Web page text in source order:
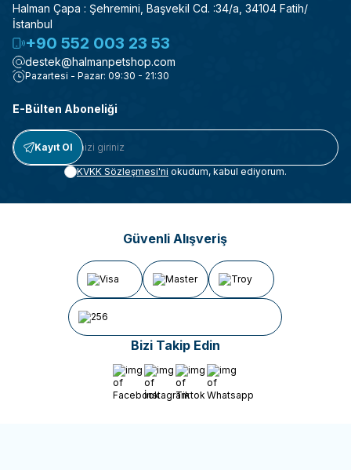
Halman Çapa : Şehremini, Başvekil Cd. :34/a, 34104 Fatih/
İstanbul
+90 552 003 23 53
destek@halmanpetshop.com
Pazartesi - Pazar: 09:30 - 21:30
E-Bülten Aboneliği
Kayıt Ol
KVKK Sözleşmesi'ni okudum, kabul ediyorum.
Güvenli Alışveriş
Bizi Takip Edin
Facebookİnstagram
Tiktok Whatsapp